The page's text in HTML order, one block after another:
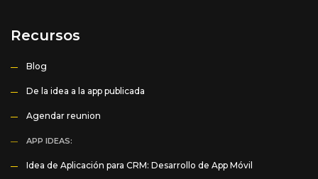
Recursos
Blog
De la idea a la app publicada
Agendar reunion
APP IDEAS:
Idea de Aplicación para CRM: Desarrollo de App Móvil